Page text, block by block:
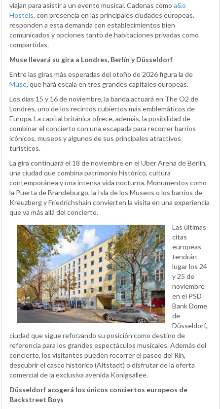
viajan para asistir a un evento musical. Cadenas como a&o
Hostels, con presencia en las principales ciudades europeas,
responden a esta demanda con establecimientos bien
comunicados y opciones tanto de habitaciones privadas como
compartidas.
Muse llevará su gira a Londres, Berlín y Düsseldorf
Entre las giras más esperadas del otoño de 2026 figura la de
Muse, que hará escala en tres grandes capitales europeas.
Los días 15 y 16 de noviembre, la banda actuará en The O2 de
Londres, uno de los recintos cubiertos más emblemáticos de
Europa. La capital británica ofrece, además, la posibilidad de
combinar el concierto con una escapada para recorrer barrios
icónicos, museos y algunos de sus principales atractivos
turísticos.
La gira continuará el 18 de noviembre en el Uber Arena de Berlín,
una ciudad que combina patrimonio histórico, cultura
contemporánea y una intensa vida nocturna. Monumentos como
la Puerta de Brandeburgo, la Isla de los Museos o los barrios de
Kreuzberg y Friedrichshain convierten la visita en una experiencia
que va más allá del concierto.
Las últimas
citas
europeas
tendrán
lugar los 24
y 25 de
noviembre
en el PSD
Bank Dome
de
Düsseldorf,
ciudad que sigue reforzando su posición como destino de
referencia para los grandes espectáculos musicales. Además del
concierto, los visitantes pueden recorrer el paseo del Rin,
descubrir el casco histórico (Altstadt) o disfrutar de la oferta
comercial de la exclusiva avenida Königsallee.
Düsseldorf acogerá los únicos conciertos europeos de
Backstreet Boys